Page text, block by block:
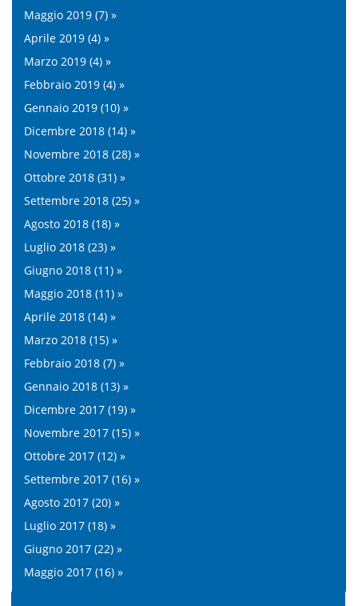
Maggio 2019 (7) »
Aprile 2019 (4) »
Marzo 2019 (4) »
Febbraio 2019 (4) »
Gennaio 2019 (10) »
Dicembre 2018 (14) »
Novembre 2018 (28) »
Ottobre 2018 (31) »
Settembre 2018 (25) »
Agosto 2018 (18) »
Luglio 2018 (23) »
Giugno 2018 (11) »
Maggio 2018 (11) »
Aprile 2018 (14) »
Marzo 2018 (15) »
Febbraio 2018 (7) »
Gennaio 2018 (13) »
Dicembre 2017 (19) »
Novembre 2017 (15) »
Ottobre 2017 (12) »
Settembre 2017 (16) »
Agosto 2017 (20) »
Luglio 2017 (18) »
Giugno 2017 (22) »
Maggio 2017 (16) »